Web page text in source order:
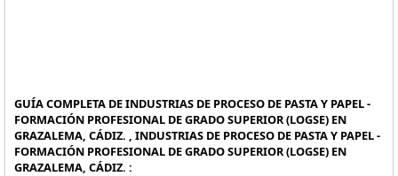
GUÍA COMPLETA DE INDUSTRIAS DE PROCESO DE PASTA Y PAPEL -
FORMACIÓN PROFESIONAL DE GRADO SUPERIOR (LOGSE) EN
GRAZALEMA, CÁDIZ. , INDUSTRIAS DE PROCESO DE PASTA Y PAPEL -
FORMACIÓN PROFESIONAL DE GRADO SUPERIOR (LOGSE) EN
GRAZALEMA, CÁDIZ. :